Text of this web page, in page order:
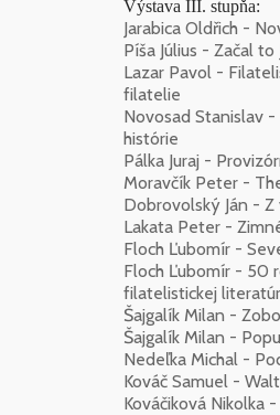
Výstava III. stupňa:
Jarabica Oldřich -
Píša Július - Začal
Lazar Pavol -
filatelie
Novosad Stanislav
histórie
Pálka Juraj -
Moravčík Peter -
Dobrovolský Ján -
Lakata Peter -
Floch Ľubomír -
Floch Ľubomír - 50
filatelistickej
Šajgalík Milan -
Šajgalík Milan -
Nedeľka Michal -
Kováč Samuel -
Kováčiková Nikolka